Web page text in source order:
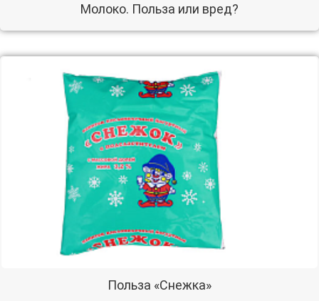
Молоко. Польза или вред?
Польза «Снежка»